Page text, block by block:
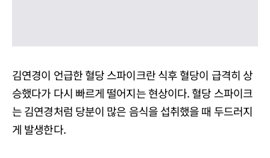
김연경이 언급한 혈당 스파이크란 식후 혈당이 급격히 상
승했다가 다시 빠르게 떨어지는 현상이다. 혈당 스파이크
는 김연경처럼 당분이 많은 음식을 섭취했을 때 두드러지
게 발생한다.